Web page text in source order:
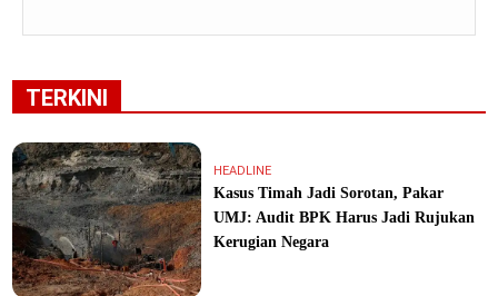
TERKINI
HEADLINE
Kasus Timah Jadi Sorotan, Pakar
UMJ: Audit BPK Harus Jadi Rujukan
Kerugian Negara